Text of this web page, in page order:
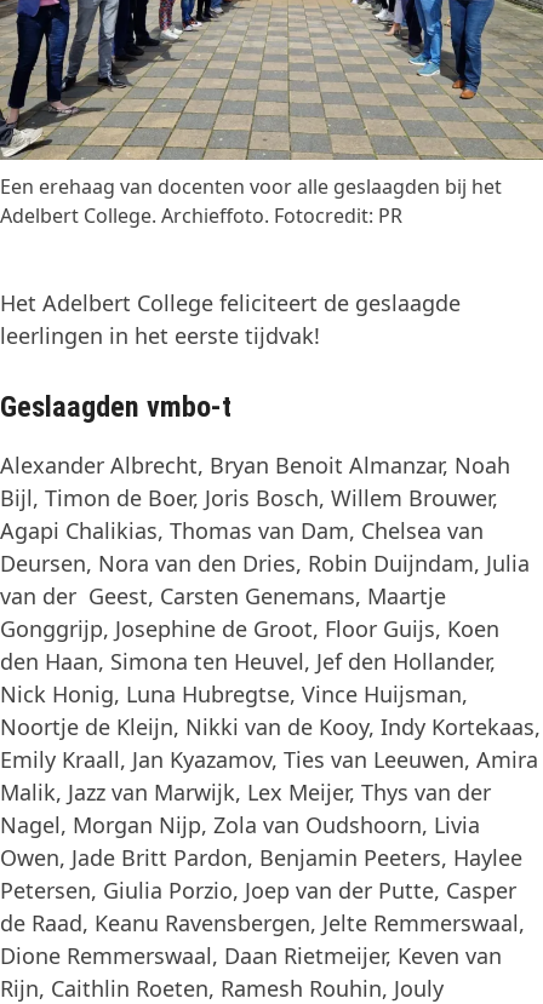
Een erehaag van docenten voor alle geslaagden bij het
Adelbert College. Archieffoto. Fotocredit: PR
Het Adelbert College feliciteert de geslaagde
leerlingen in het eerste tijdvak!
Geslaagden vmbo-t
Alexander Albrecht, Bryan Benoit Almanzar, Noah
Bijl, Timon de Boer, Joris Bosch, Willem Brouwer,
Agapi Chalikias, Thomas van Dam, Chelsea van
Deursen, Nora van den Dries, Robin Duijndam, Julia
van der Geest, Carsten Genemans, Maartje
Gonggrijp, Josephine de Groot, Floor Guijs, Koen
den Haan, Simona ten Heuvel, Jef den Hollander,
Nick Honig, Luna Hubregtse, Vince Huijsman,
Noortje de Kleijn, Nikki van de Kooy, Indy Kortekaas,
Emily Kraall, Jan Kyazamov, Ties van Leeuwen, Amira
Malik, Jazz van Marwijk, Lex Meijer, Thys van der
Nagel, Morgan Nijp, Zola van Oudshoorn, Livia
Owen, Jade Britt Pardon, Benjamin Peeters, Haylee
Petersen, Giulia Porzio, Joep van der Putte, Casper
de Raad, Keanu Ravensbergen, Jelte Remmerswaal,
Dione Remmerswaal, Daan Rietmeijer, Keven van
Rijn, Caithlin Roeten, Ramesh Rouhin, Jouly